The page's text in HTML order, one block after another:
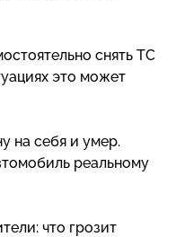
снять ТС
это может
на себя и умер.
реальному
что грозит